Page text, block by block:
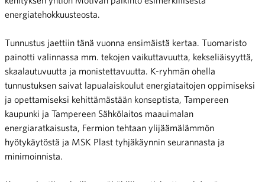
energiatehokkuusteosta.
Tunnustus jaettiin tänä vuonna ensimäistä kertaa. Tuomaristo
painotti valinnassa mm. tekojen vaikuttavuutta, kekseliäisyyttä,
skaalautuvuutta ja monistettavuutta. K-ryhmän ohella
tunnustuksen saivat lapualaiskoulut energiataitojen oppimiseksi
ja opettamiseksi kehittämästään konseptista, Tampereen
kaupunki ja Tampereen Sähkölaitos maauimalan
energiaratkaisusta, Fermion tehtaan ylijäämälämmön
hyötykäytöstä ja MSK Plast tyhjäkäynnin seurannasta ja
minimoinnista.